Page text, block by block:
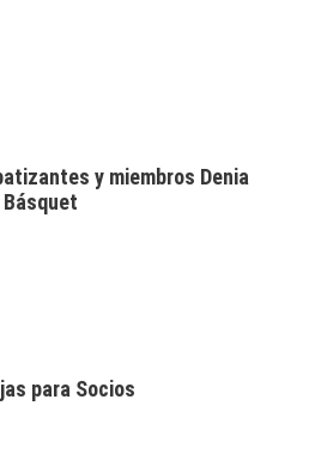
y miembros Denia
Básquet
para Socios